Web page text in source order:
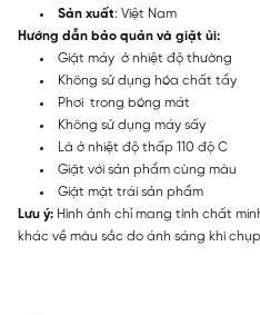
Sản xuất: Việt Nam
Hướng dẫn bảo quản và giặt ủi:
Giặt máy ở nhiệt độ thường
Không sử dụng hóa chất tẩy
Phơi trong bóng mát
Không sử dụng máy sấy
Là ở nhiệt độ thấp 110 độ C
Giặt với sản phẩm cùng màu
Giặt mặt trái sản phẩm
Lưu ý: Hình ảnh chỉ mang tính chất
khác về màu sắc do ánh sáng khi